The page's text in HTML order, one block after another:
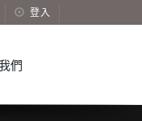
登入
們